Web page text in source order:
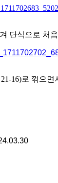
단식으로 처
16)로 꺾으면